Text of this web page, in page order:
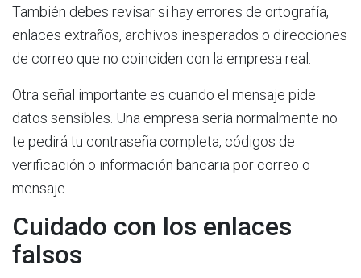
También debes revisar si hay errores de ortografía,
enlaces extraños, archivos inesperados o direcciones
de correo que no coinciden con la empresa real.
Otra señal importante es cuando el mensaje pide
datos sensibles. Una empresa seria normalmente no
te pedirá tu contraseña completa, códigos de
verificación o información bancaria por correo o
mensaje.
Cuidado con los enlaces
falsos